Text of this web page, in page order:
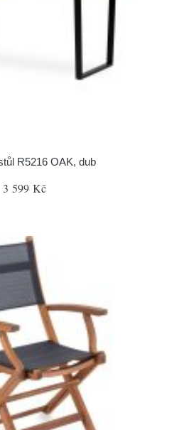
R5216 OAK, dub
3 599 Kč